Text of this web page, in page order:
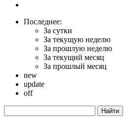
Последнее:
За сутки
За текущую неделю
За прошлую неделю
За текущий месяц
За прошлый месяц
new
update
off